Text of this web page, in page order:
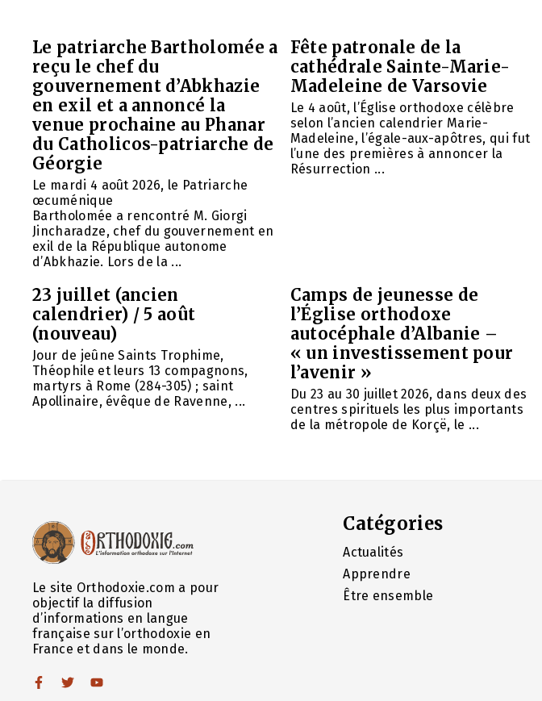
Le patriarche Bartholomée a
reçu le chef du
gouvernement d’Abkhazie
en exil et a annoncé la
venue prochaine au Phanar
du Catholicos-patriarche de
Géorgie
Le mardi 4 août 2026, le Patriarche
œcuménique
Bartholomée a rencontré M. Giorgi
Jincharadze, chef du gouvernement en
exil de la République autonome
d’Abkhazie. Lors de la ...
Fête patronale de la
cathédrale Sainte-Marie-
Madeleine de Varsovie
Le 4 août, l’Église orthodoxe célèbre
selon l’ancien calendrier Marie-
Madeleine, l’égale-aux-apôtres, qui fut
l’une des premières à annoncer la
Résurrection ...
23 juillet (ancien
calendrier) / 5 août
(nouveau)
Jour de jeûne Saints Trophime,
Théophile et leurs 13 compagnons,
martyrs à Rome (284-305) ; saint
Apollinaire, évêque de Ravenne, ...
Camps de jeunesse de
l’Église orthodoxe
autocéphale d’Albanie –
« un investissement pour
l’avenir »
Du 23 au 30 juillet 2026, dans deux des
centres spirituels les plus importants
de la métropole de Korçë, le ...
Le site Orthodoxie.com a pour
objectif la diffusion
d’informations en langue
française sur l’orthodoxie en
France et dans le monde.
Catégories
Actualités
Apprendre
Être ensemble